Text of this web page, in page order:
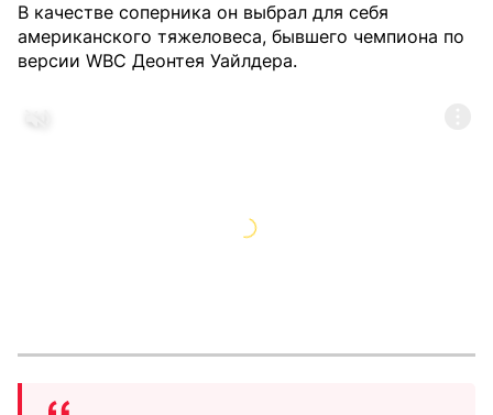
В качестве соперника он выбрал для себя
американского тяжеловеса, бывшего чемпиона по
версии WBC Деонтея Уайлдера.